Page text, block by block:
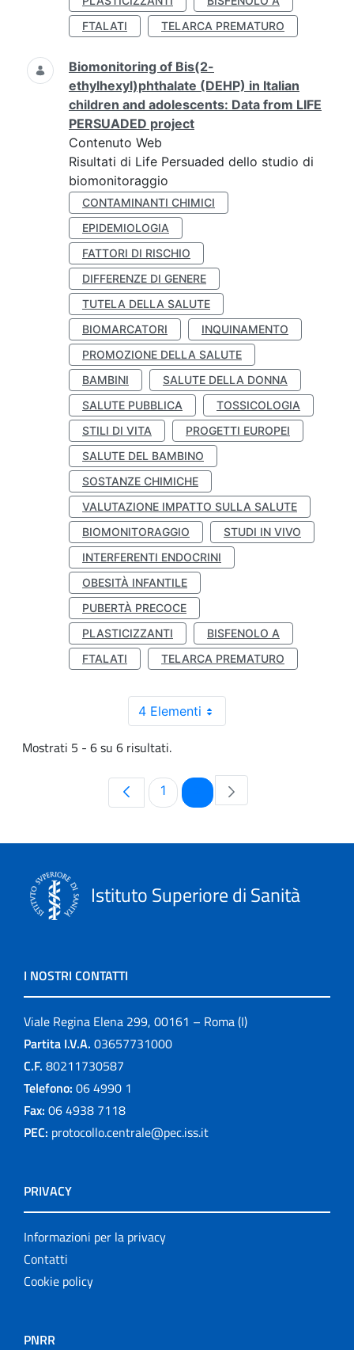
FTALATI
TELARCA PREMATURO
Biomonitoring of Bis(2-
ethylhexyl)phthalate (DEHP) in Italian
children and adolescents: Data from LIFE
PERSUADED project
Contenuto Web
Risultati di Life Persuaded dello studio di
biomonitoraggio
CONTAMINANTI CHIMICI
EPIDEMIOLOGIA
FATTORI DI RISCHIO
DIFFERENZE DI GENERE
TUTELA DELLA SALUTE
BIOMARCATORI
INQUINAMENTO
PROMOZIONE DELLA SALUTE
BAMBINI
SALUTE DELLA DONNA
SALUTE PUBBLICA
TOSSICOLOGIA
STILI DI VITA
PROGETTI EUROPEI
SALUTE DEL BAMBINO
SOSTANZE CHIMICHE
VALUTAZIONE IMPATTO SULLA SALUTE
BIOMONITORAGGIO
STUDI IN VIVO
INTERFERENTI ENDOCRINI
OBESITÀ INFANTILE
PUBERTÀ PRECOCE
PLASTICIZZANTI
BISFENOLO A
FTALATI
TELARCA PREMATURO
4 Elementi
Mostrati 5 - 6 su 6 risultati.
Pagina
1 Pagina
Istituto Superiore di Sanità
I NOSTRI CONTATTI
Viale Regina Elena 299, 00161 – Roma (I)
Partita I.V.A. 03657731000
C.F. 80211730587
Telefono: 06 4990 1
Fax: 06 4938 7118
PEC: protocollo.centrale@pec.iss.it
PRIVACY
Informazioni per la privacy
Contatti
Cookie policy
PNRR